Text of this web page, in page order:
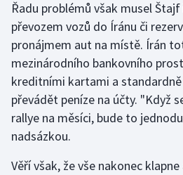
Parasport
Plavání
Plážový volejbal
Ragby
Rychlobruslení
Řadu problémů však musel
převozem vozů do Íránu či
pronájmem aut na místě. Írán
mezinárodního bankovního
kreditními kartami a
převádět peníze na účty. "Když
rallye na měsíci, bude to
nadsázkou.
Věří však, že vše nakonec